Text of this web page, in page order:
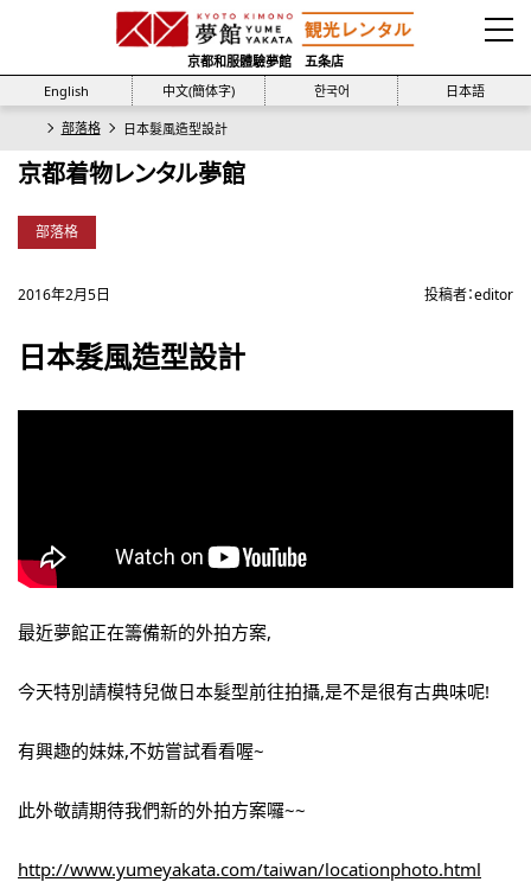
京都和服體驗夢館 五条店
English
中文(簡体字) 한국어 日本語
部落格 日本髮風造型設計
京都着物レンタル夢館
部落格
2016年2月5日 投稿者：editor
日本髮風造型設計
最近夢館正在籌備新的外拍方案,
今天特別請模特兒做日本髮型前往拍攝,是不是很有古典味呢!
有興趣的妹妹,不妨嘗試看看喔~
此外敬請期待我們新的外拍方案囉~~
http://www.yumeyakata.com/taiwan/locationphoto.html